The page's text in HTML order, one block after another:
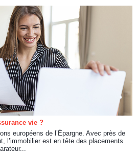
vie ?
européens de l’Épargne. Avec près de
l’immobilier est en tête des placements